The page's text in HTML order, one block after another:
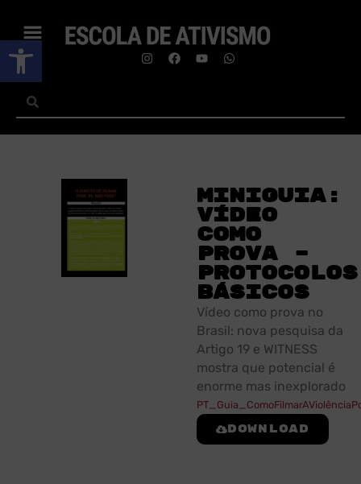
Abrir a barra de ferramentas
Miniguia:
Vídeo
como
prova –
Protocolos
básicos
Vídeo como prova no
Brasil: nova pesquisa da
Artigo 19 e WITNESS
mostra que potencial é
enorme mas inexplorado
Download